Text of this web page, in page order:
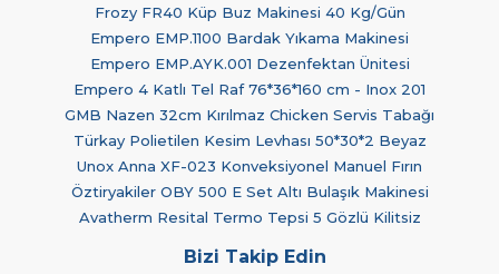
Frozy FR40 Küp Buz Makinesi 40 Kg/Gün
Empero EMP.1100 Bardak Yıkama Makinesi
Empero EMP.AYK.001 Dezenfektan Ünitesi
Empero 4 Katlı Tel Raf 76*36*160 cm - Inox 201
GMB Nazen 32cm Kırılmaz Chicken Servis Tabağı
Türkay Polietilen Kesim Levhası 50*30*2 Beyaz
Unox Anna XF-023 Konveksiyonel Manuel Fırın
Öztiryakiler OBY 500 E Set Altı Bulaşık Makinesi
Avatherm Resital Termo Tepsi 5 Gözlü Kilitsiz
Bizi Takip Edin